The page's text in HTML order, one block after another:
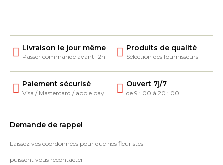
Livraison le jour même
Passer commande avant 12h
Produits de qualité
Sélection des fournisseurs
Paiement sécurisé
Visa / Mastercard / apple pay
Ouvert 7j/7
de 9 : 00 à 20 : 00
Demande de rappel
Laissez vos coordonnées pour que nos fleuristes
puissent vous recontacter